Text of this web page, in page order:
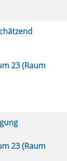
23 (Raum
23 (Raum